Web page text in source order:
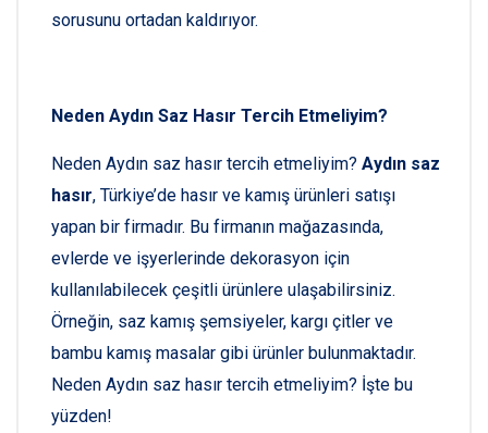
sorusunu ortadan kaldırıyor.
Neden Aydın Saz Hasır Tercih Etmeliyim?
Neden Aydın saz hasır tercih etmeliyim? Aydın saz
hasır, Türkiye’de hasır ve kamış ürünleri satışı
yapan bir firmadır. Bu firmanın mağazasında,
evlerde ve işyerlerinde dekorasyon için
kullanılabilecek çeşitli ürünlere ulaşabilirsiniz.
Örneğin, saz kamış şemsiyeler, kargı çitler ve
bambu kamış masalar gibi ürünler bulunmaktadır.
Neden Aydın saz hasır tercih etmeliyim? İşte bu
yüzden!